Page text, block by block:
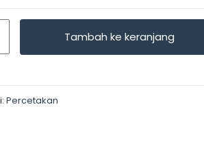
Tambah ke keranjang
Percetakan